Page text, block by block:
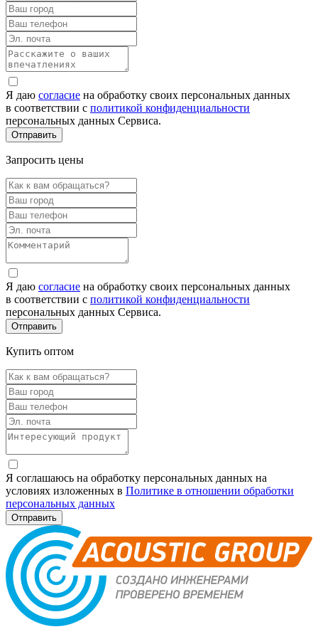
Я даю согласие на обработку своих персональных данных
в соответствии с политикой конфиденциальности
персональных данных Сервиса.
Запросить цены
Я даю согласие на обработку своих персональных данных
в соответствии с политикой конфиденциальности
персональных данных Сервиса.
Купить оптом
Я соглашаюсь на обработку персональных данных на
условиях изложенных в Политике в отношении обработки
персональных данных